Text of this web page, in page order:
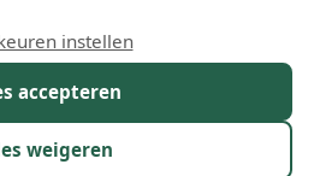
accepteren
weigeren
instellen